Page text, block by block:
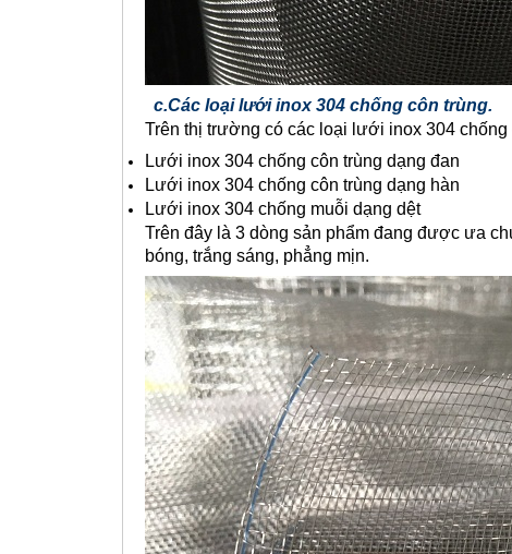
c.Các loại lưới inox 304 chống côn trùng.
Trên thị trường có các loại lưới inox 304 chống
Lưới inox 304 chống côn trùng dạng đan
Lưới inox 304 chống côn trùng dạng hàn
Lưới inox 304 chống muỗi dạng dệt
Trên đây là 3 dòng sản phẩm đang được ưa
bóng, trắng sáng, phẳng mịn.